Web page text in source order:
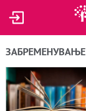
ЗАБРЕМЕНУВАЊЕ